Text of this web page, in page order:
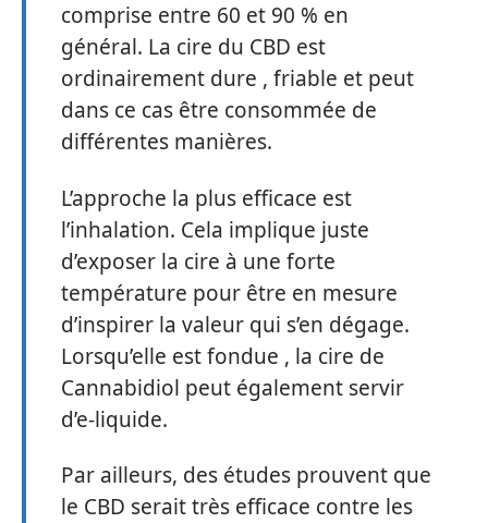
comprise entre 60 et 90 % en
général. La cire du CBD est
ordinairement dure , friable et peut
dans ce cas être consommée de
différentes manières.
L’approche la plus efficace est
l’inhalation. Cela implique juste
d’exposer la cire à une forte
température pour être en mesure
d’inspirer la valeur qui s’en dégage.
Lorsqu’elle est fondue , la cire de
Cannabidiol peut également servir
d’e-liquide.
Par ailleurs, des études prouvent que
le CBD serait très efficace contre les